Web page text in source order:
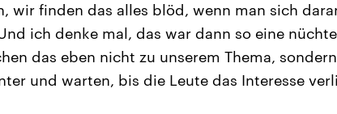
wir finden das alles blöd, wenn man sich
ich denke mal, das war dann so eine
das eben nicht zu unserem Thema,
und warten, bis die Leute das Interesse